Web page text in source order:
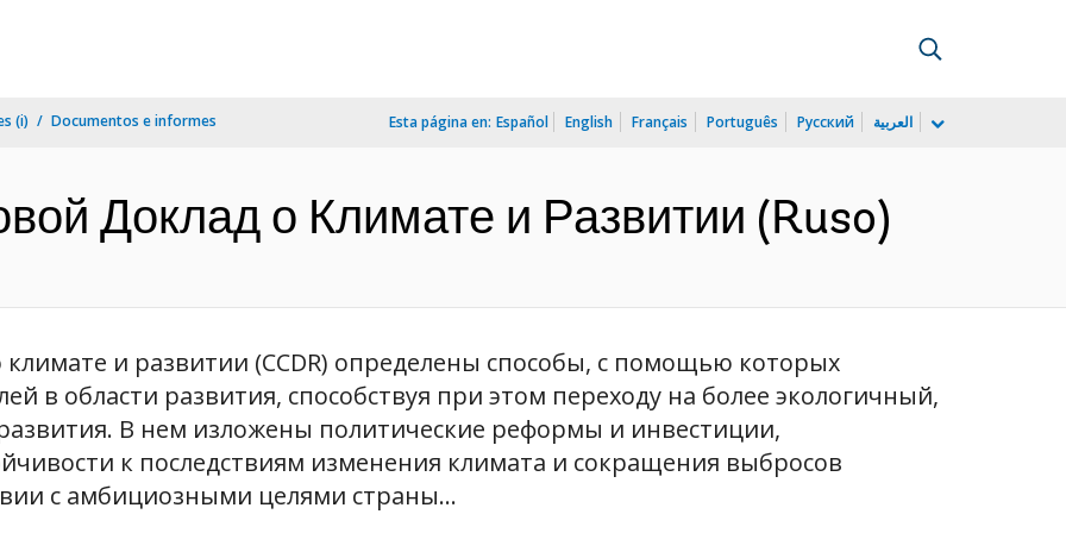
(i) Documentos e informes Esta página en: Español English Français Português Русский العربية
Доклад о Климате и Развитии (Ruso)
и развитии (CCDR) определены способы, с помощью которых
в области развития, способствуя при этом переходу на более экологичный,
В нем изложены политические реформы и инвестиции,
к последствиям изменения климата и сокращения выбросов
с амбициозными целями страны...